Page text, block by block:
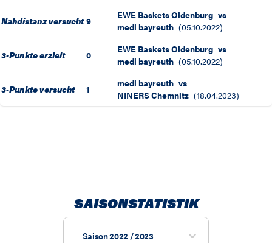
Nahdistanz versucht 9 EWE Baskets Oldenburg vs
medi bayreuth (05.10.2022)
3-Punkte erzielt 0 EWE Baskets Oldenburg vs
medi bayreuth (05.10.2022)
3-Punkte versucht 1 medi bayreuth vs
NINERS Chemnitz (18.04.2023)
SAISONSTATISTIK
Saison 2022 / 2023